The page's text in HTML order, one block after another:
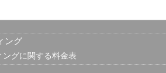
ング
グに関する料金表